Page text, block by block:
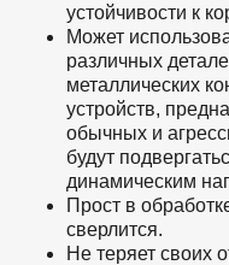
устойчивости к
Может
различных
металлических
устройств,
обычных и
будут
динамическим
Прост в
сверлится.
Не теряет своих